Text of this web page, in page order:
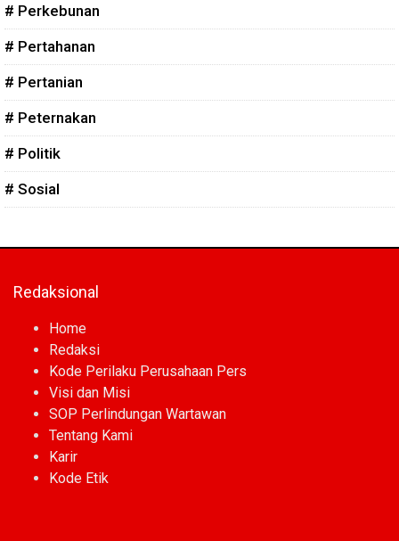
# Perkebunan
# Pertahanan
# Pertanian
# Peternakan
# Politik
# Sosial
Redaksional
Home
Redaksi
Kode Perilaku Perusahaan Pers
Visi dan Misi
SOP Perlindungan Wartawan
Tentang Kami
Karir
Kode Etik